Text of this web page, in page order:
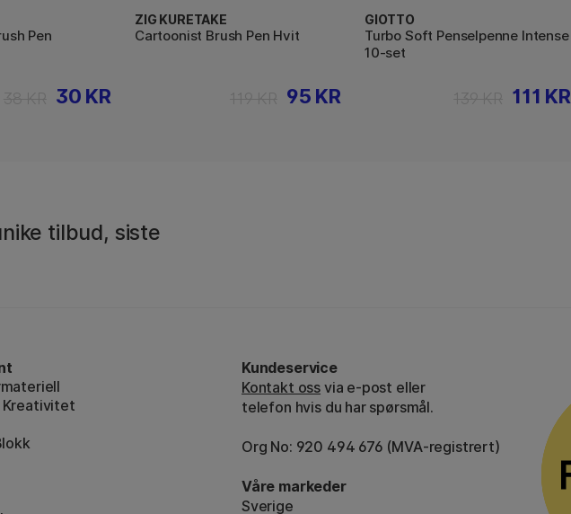
Pen
30 KR
ZIG KURETAKE
Cartoonist Brush Pen Hvit
95 KR
GIOTTO
Turbo Soft Penselpenne Intense
10-set
111 KR
tilbud, siste
Kreativitet
Kundeservice
Kontakt oss via e-post eller
telefon hvis du har spørsmål.
Org No: 920 494 676 (MVA-registrert)
Våre markeder
Sverige